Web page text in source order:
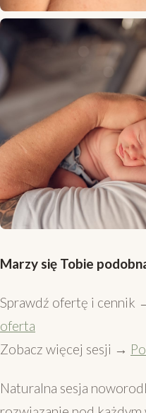
Marzy się Tobie
Sprawdź ofertę i cennik
oferta
Zobacz więcej sesji →
Naturalna sesja